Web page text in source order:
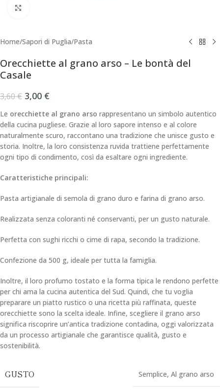
Home/Sapori di Puglia/Pasta
Orecchiette al grano arso – Le bontà del
Casale
3,60€ 3,00 €
Le orecchiette al grano arso rappresentano un simbolo autentico
della cucina pugliese. Grazie al loro sapore intenso e al colore
naturalmente scuro, raccontano una tradizione che unisce gusto e
storia. Inoltre, la loro consistenza ruvida trattiene perfettamente
ogni tipo di condimento, così da esaltare ogni ingrediente.
Caratteristiche principali:
Pasta artigianale di semola di grano duro e farina di grano arso.
Realizzata senza coloranti né conservanti, per un gusto naturale.
Perfetta con sughi ricchi o cime di rapa, secondo la tradizione.
Confezione da 500 g, ideale per tutta la famiglia.
Inoltre, il loro profumo tostato e la forma tipica le rendono perfette
per chi ama la cucina autentica del Sud. Quindi, che tu voglia
preparare un piatto rustico o una ricetta più raffinata, queste
orecchiette sono la scelta ideale. Infine, scegliere il grano arso
significa riscoprire un’antica tradizione contadina, oggi valorizzata
da un processo artigianale che garantisce qualità, gusto e
sostenibilità.
GUSTO Semplice, Al grano arso